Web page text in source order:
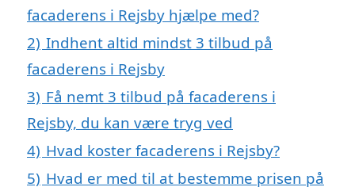
facaderens i Rejsby hjælpe med?
2) Indhent altid mindst 3 tilbud på
facaderens i Rejsby
3) Få nemt 3 tilbud på facaderens i
Rejsby, du kan være tryg ved
4) Hvad koster facaderens i Rejsby?
5) Hvad er med til at bestemme prisen på